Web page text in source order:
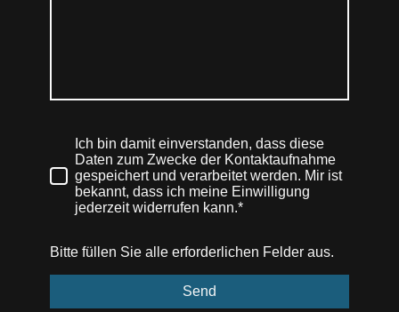
Ich bin damit einverstanden, dass diese
Daten zum Zwecke der Kontaktaufnahme
gespeichert und verarbeitet werden. Mir ist
bekannt, dass ich meine Einwilligung
jederzeit widerrufen kann.*
Bitte füllen Sie alle erforderlichen Felder aus.
Send